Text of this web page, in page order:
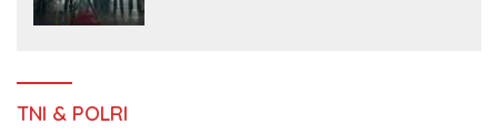
TNI & POLRI